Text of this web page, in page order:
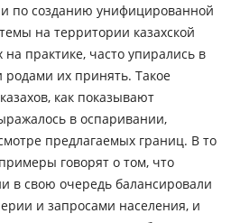
по созданию унифицированной
на территории казахской
практике, часто упирались в
их принять. Такое
как показывают
в оспаривании,
предлагаемых границ. В то
говорят о том, что
в свою очередь балансировали
и запросами населения, и